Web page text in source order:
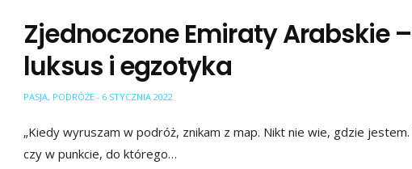
Zjednoczone Emiraty Arabskie
luksus i egzotyka
PASJA, PODRÓŻE - 6 STYCZNIA 2022
„Kiedy wyruszam w podróż, znikam z map. Nikt nie wie, gdzie
czy w punkcie, do którego…